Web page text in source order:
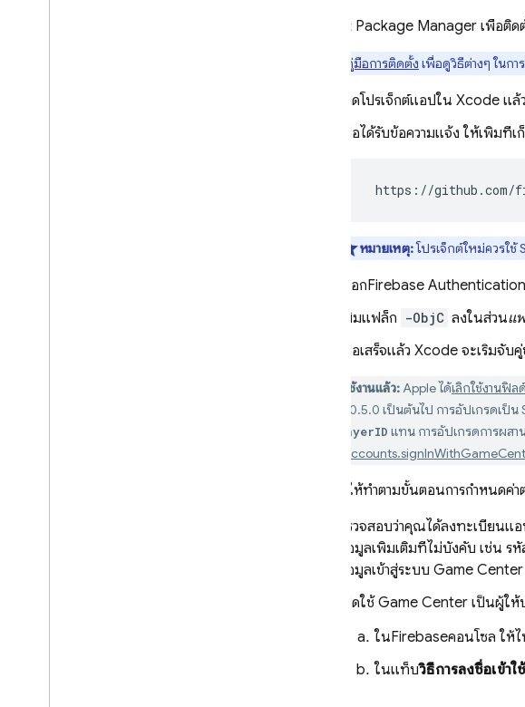
ใช้ Swift Package Manager เพื่อติ
คู่มือการติดตั้ง เพื่อดูวิธีต่างๆ ในกา
เปิดโปรเจ็กต์แอปใน Xcode แล้
เมื่อได้รับข้อความแจ้ง ให้เพิ่ม
https://github.com/
หมายเหตุ:โปรเจ็กต์ใหม่ควรใช้
เลือกFirebase Authentication
เพิ่มแฟล็ก -ObjC ลงในส่วนแ
เมื่อเสร็จแล้ว Xcode จะเริ่ม
เลิกใช้งานแล้ว:Apple ได้เลิกใช้งานฟิลด์
เวอร์ชัน 10.5.0 เป็นต้นไป การอัปเกรดเป็
teamPlayerID แทน การอัปเกรดการผสา
วิธี:
จากนั้น ให้ทำตามขั้นตอนการกำหนดค่
ตรวจสอบว่าคุณได้ลงทะเบียน
ข้อมูลเพิ่มเติมที่ไม่บังคับ เช่น
ข้อมูลเข้าสู่ระบบ Game
เปิดใช้ Game Center เป็นผู้ใ
ในFirebaseคอนโซล ให้
ในแท็บวิธีการลงชื่อเข้าใช้